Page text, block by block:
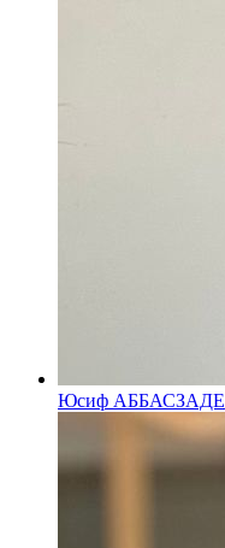
Юсиф АББАСЗАДЕ